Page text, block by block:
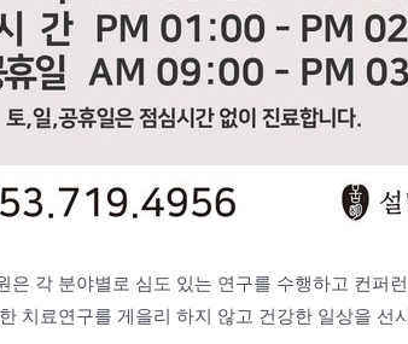
은 각 분야별로 심도 있는 연구를 수행하고 컨퍼
치료연구를 게을리 하지 않고 건강한 일상을 선